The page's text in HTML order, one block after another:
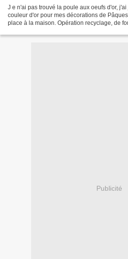
J e n'ai pas trouvé la poule aux oeufs d'or,
couleur d'or pour mes décorations de
place à la maison. Opération recyclage, de
Publicité